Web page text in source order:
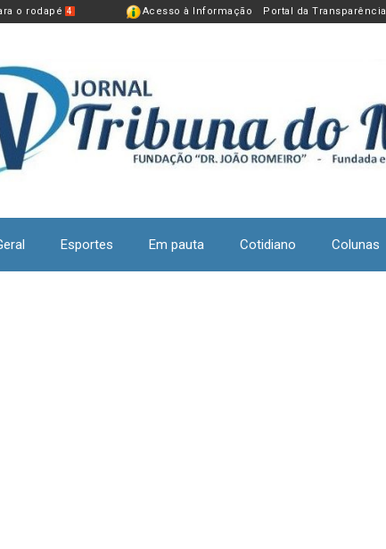
o rodapé 4 Acesso à Informação Portal da Transparência
Esportes Em pauta Cotidiano Colunas